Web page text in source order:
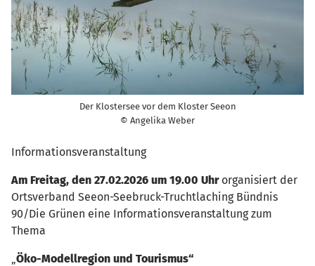
Der Klostersee vor dem Kloster Seeon
© Angelika Weber
Informationsveranstaltung
Am Freitag, den 27.02.2026 um 19.00 Uhrorganisiert der
Ortsverband Seeon-Seebruck-Truchtlaching Bündnis
90/Die Grünen eine Informationsveranstaltung zum
Thema
Öko-Modellregion und Tourismus“